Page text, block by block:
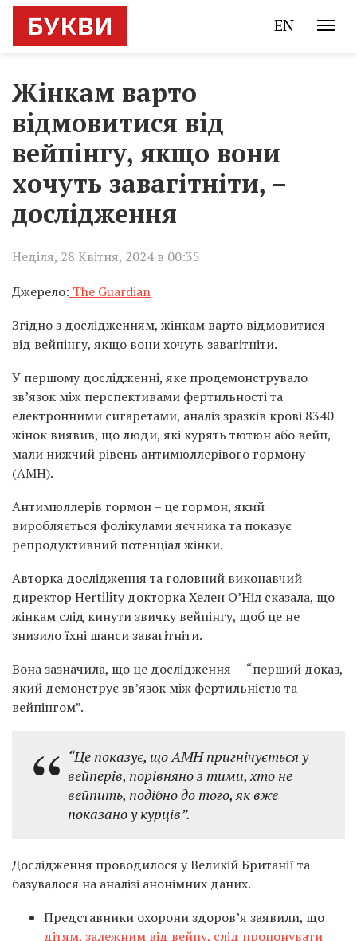
EN
Жінкам варто
відмовитися від
вейпінгу, якщо вони
хочуть завагітніти, –
дослідження
Неділя, 28 Квітня, 2024 в 00:35
Джерело: The Guardian
Згідно з дослідженням, жінкам варто відмовитися
від вейпінгу, якщо вони хочуть завагітніти.
У першому дослідженні, яке продемонструвало
зв’язок між перспективами фертильності та
електронними сигаретами, аналіз зразків крові 8340
жінок виявив, що люди, які курять тютюн або вейп,
мали нижчий рівень антимюллерівого гормону
(AMH).
Антимюллерів гормон – це гормон, який
виробляється фолікулами яєчника та показує
репродуктивний потенціал жінки.
Авторка дослідження та головний виконавчий
директор Hertility докторка Хелен О’Ніл сказала, що
жінкам слід кинути звичку вейпінгу, щоб це не
знизило їхні шанси завагітніти.
Вона зазначила, що це дослідження – “перший доказ,
який демонструє зв’язок між фертильністю та
вейпінгом”.
“Це показує, що AMH пригнічується у
вейперів, порівняно з тими, хто не
вейпить, подібно до того, як вже
показано у курців”.
Дослідження проводилося у Великій Британії та
базувалося на аналізі анонімних даних.
Представники охорони здоров’я заявили, що
дітям, залежним від вейпу, слід пропонувати